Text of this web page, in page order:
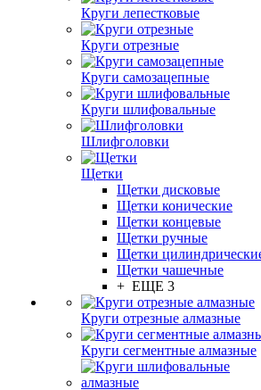
Круги лепестковые
Круги отрезные
Круги самозацепные
Круги шлифовальные
Шлифголовки
Щетки
Щетки дисковые
Щетки конические
Щетки концевые
Щетки ручные
Щетки
Щетки чашечные
+ ЕЩЕ 3
Круги отрезные алмазные
Круги сегментные алмазные